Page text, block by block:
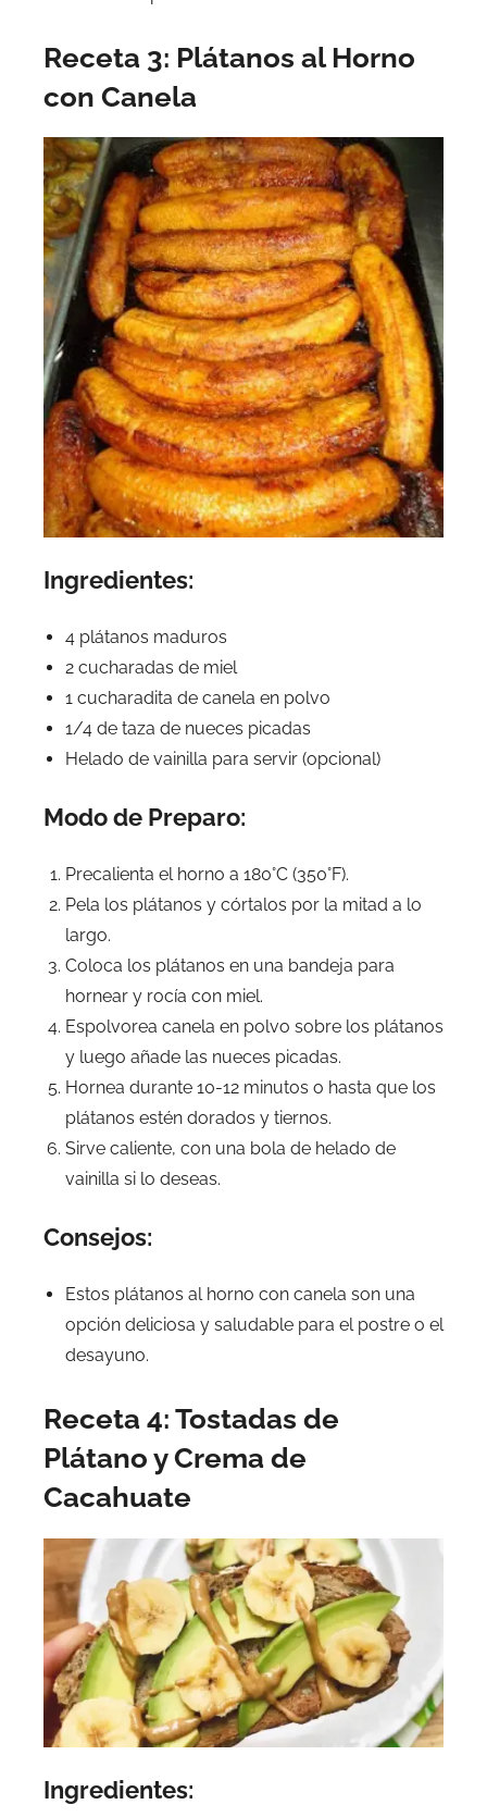
Receta 3: Plátanos al Horno
con Canela
Ingredientes:
4 plátanos maduros
2 cucharadas de miel
1 cucharadita de canela en polvo
1/4 de taza de nueces picadas
Helado de vainilla para servir (opcional)
Modo de Preparo:
Precalienta el horno a 180°C (350°F).
Pela los plátanos y córtalos por la mitad a lo
largo.
Coloca los plátanos en una bandeja para
hornear y rocía con miel.
Espolvorea canela en polvo sobre los plátanos
y luego añade las nueces picadas.
Hornea durante 10-12 minutos o hasta que los
plátanos estén dorados y tiernos.
Sirve caliente, con una bola de helado de
vainilla si lo deseas.
Consejos:
Estos plátanos al horno con canela son una
opción deliciosa y saludable para el postre o el
desayuno.
Receta 4: Tostadas de
Plátano y Crema de
Cacahuate
Ingredientes: